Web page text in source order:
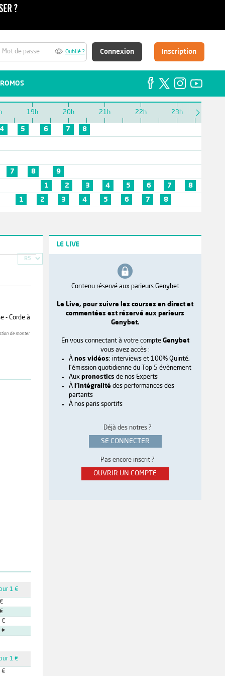
Oublié ? Connexion Inscription
19h 20h 21h 22h 23h
4 5 6 7
8
7 8
9
1
2 3 4 5 6 7 8
1
2 3 4 5 6 7 8
R5
- Corde à
de monter
1 €
€
€
1 €
€
LE LIVE
Contenu réservé aux parieurs Genybet
Le Live, pour suivre les courses en direct et
commentées est réservé aux parieurs
Genybet.
En vous connectant à votre compte Genybet
vous avez accès :
À nos vidéos: interviews et 100% Quinté,
l'émission quotidienne du Top 5 évènement
Aux pronostics de nos Experts
À l'intégralité des performances des
partants
À nos paris sportifs
Déjà des notres ?
SE CONNECTER
Pas encore inscrit ?
OUVRIR UN COMPTE